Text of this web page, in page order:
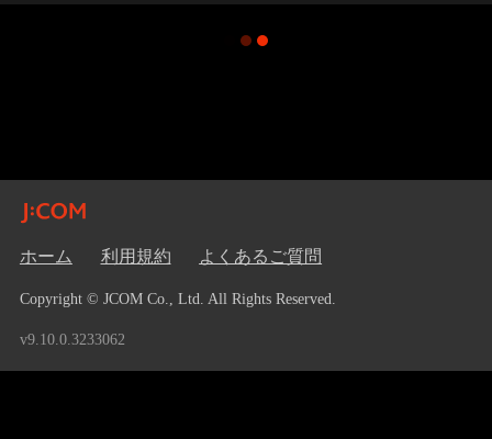
ホーム 利用規約 よくあるご質問
Copyright © JCOM Co., Ltd. All Rights Reserved.
v9.10.0.3233062